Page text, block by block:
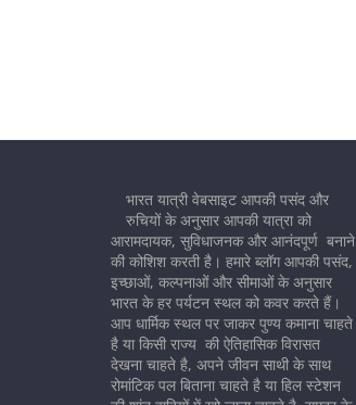
भारत यात्री वेबसाइट आपकी पसंद और
रुचियों के अनुसार आपकी यात्रा को
आरामदायक, सुविधाजनक और आनंदपूर्ण बनाने
की कोशिश करती है। हमारे ब्लॉग आपकी पसंद,
इच्छाओं, कल्पनाओं और सीमाओं के अनुसार
भारत के हर पर्यटन स्थल को कवर करते हैं।
आप धार्मिक स्थल पर जाकर पुण्य कमाना चाहते
है या किसी राज्य की ऐतिहासिक विरासत
देखना चाहते है, अपने जीवन साथी के साथ
रोमांटिक पल बिताना चाहते है या हिल स्टेशन